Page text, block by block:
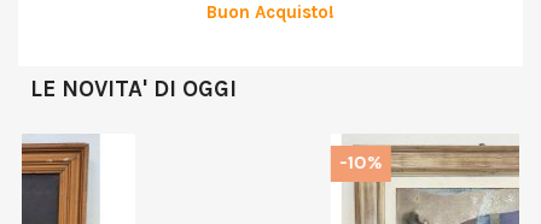
Buon Acquisto!
LE NOVITA' DI OGGI